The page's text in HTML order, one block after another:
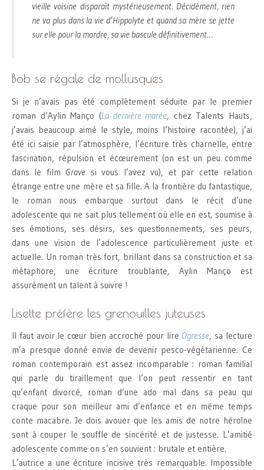
vieille voisine disparaît mystérieusement. Décidément, rien
ne va plus dans la vie d’Hippolyte et quand sa mère se jette
sur elle pour la mordre, sa vie bascule définitivement…
Bob se régale de mollusques
Si je n’avais pas été complètement séduite par le premier
roman d’Aylin Manço (La dernière marée, chez Talents Hauts,
j’avais beaucoup aimé le style, moins l’histoire racontée), j’ai
été ici saisie par l’atmosphère, l’écriture très charnelle, entre
fascination, répulsion et écœurement (on est un peu comme
dans le film Grave si vous l’avez vu), et par cette relation
étrange entre une mère et sa fille. A la frontière du fantastique,
le roman nous embarque surtout dans le récit d’une
adolescente qui ne sait plus tellement où elle en est, soumise à
ses émotions, ses désirs, ses questionnements, ses peurs,
dans une vision de l’adolescence particulièrement juste et
actuelle. Un roman très fort, brillant dans sa construction et sa
métaphore, une écriture troublante, Aylin Manço est
assurément un talent à suivre !
Lisette préfère les grenouilles juteuses
Il faut avoir le cœur bien accroché pour lire Ogresse, sa lecture
m’a presque donné envie de devenir pesco-végétarienne. Ce
roman contemporain est assez incomparable : roman familial
qui parle du tiraillement que l’on peut ressentir en tant
qu’enfant divorcé, roman d’une ado mal dans sa peau qui
craque pour son meilleur ami d’enfance et en même temps
conte macabre. Je dois avouer que les amis de notre héroïne
sont à couper le souffle de sincérité et de justesse. L’amitié
adolescente comme on s’en souvient : brutale et entière.
L’autrice a une écriture incisive très remarquable. Impossible